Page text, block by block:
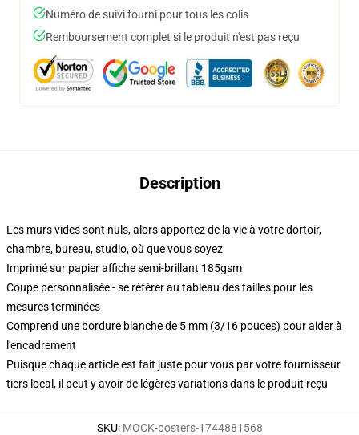
Numéro de suivi fourni pour tous les colis
Remboursement complet si le produit n'est pas reçu
Description
Les murs vides sont nuls, alors apportez de la vie à votre dortoir,
chambre, bureau, studio, où que vous soyez
Imprimé sur papier affiche semi-brillant 185gsm
Coupe personnalisée - se référer au tableau des tailles pour les
mesures terminées
Comprend une bordure blanche de 5 mm (3/16 pouces) pour aider à
l'encadrement
Puisque chaque article est fait juste pour vous par votre fournisseur
tiers local, il peut y avoir de légères variations dans le produit reçu
SKU: MOCK-posters-1744881568